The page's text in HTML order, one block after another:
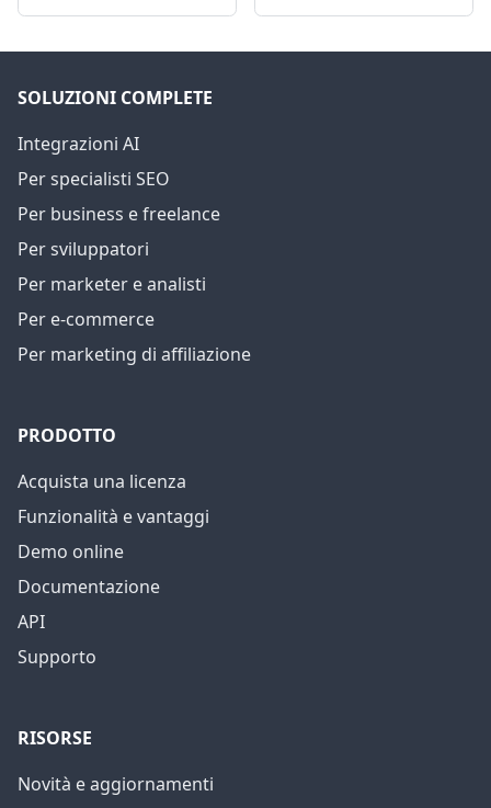
SOLUZIONI COMPLETE
Integrazioni AI
Per specialisti SEO
Per business e freelance
Per sviluppatori
Per marketer e analisti
Per e-commerce
Per marketing di affiliazione
PRODOTTO
Acquista una licenza
Funzionalità e vantaggi
Demo online
Documentazione
API
Supporto
RISORSE
Novità e aggiornamenti